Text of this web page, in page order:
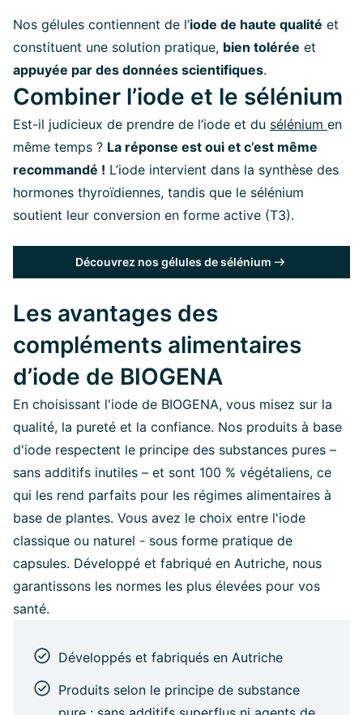
Nos gélules contiennent de l’iode de haute qualité et
constituent une solution pratique, bien tolérée et
appuyée par des données scientifiques.
Combiner l’iode et le sélénium
Est-il judicieux de prendre de l’iode et du sélénium en
même temps ? La réponse est oui et c’est même
recommandé ! L’iode intervient dans la synthèse des
hormones thyroïdiennes, tandis que le sélénium
soutient leur conversion en forme active (T3).
Découvrez nos gélules de sélénium
Les avantages des
compléments alimentaires
d’iode de BIOGENA
En choisissant l'iode de BIOGENA, vous misez sur la
qualité, la pureté et la confiance. Nos produits à base
d'iode respectent le principe des substances pures –
sans additifs inutiles – et sont 100 % végétaliens, ce
qui les rend parfaits pour les régimes alimentaires à
base de plantes. Vous avez le choix entre l'iode
classique ou naturel - sous forme pratique de
capsules. Développé et fabriqué en Autriche, nous
garantissons les normes les plus élevées pour vos
santé.
Développés et fabriqués en Autriche
Produits selon le principe de substance